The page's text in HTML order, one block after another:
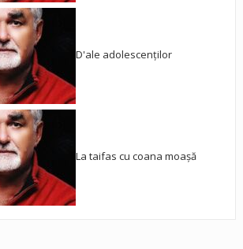
D'ale adolescenților
La taifas cu coana moașă